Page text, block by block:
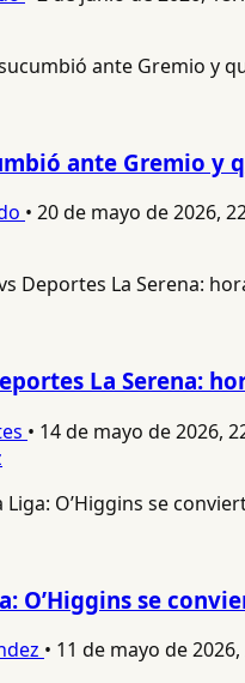
ante Gremio y
• 20 de mayo de 2026,
La Serena:
• 14 de mayo de 2026,
O’Higgins se
• 11 de mayo de 2026,